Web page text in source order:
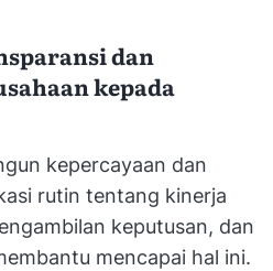
dan
kepada
kepercayaan dan
rutin tentang kinerja
keputusan, dan
mencapai hal ini.